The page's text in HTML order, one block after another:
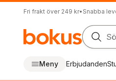
Fri frakt över 249 kr• Snabba
Meny Erbjudanden